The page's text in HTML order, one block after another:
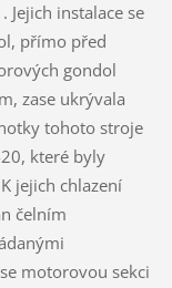
instalace se
přímo před
gondol
zase ukrývala
tohoto stroje
které byly
jejich chlazení
čelním
motorovou sekci